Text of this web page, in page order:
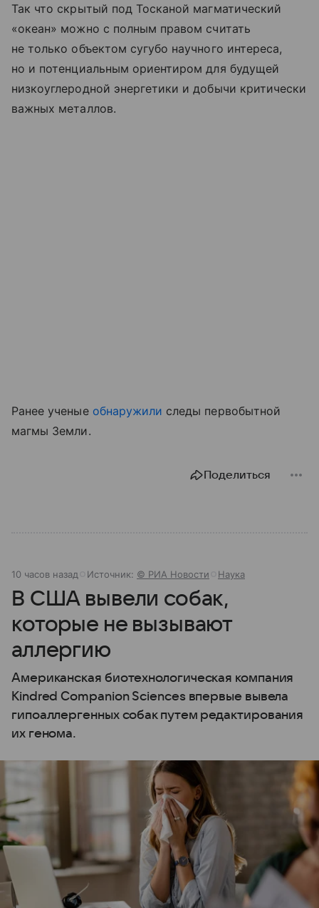
Так что скрытый под Тосканой магматический
«океан» можно с полным правом считать
не только объектом сугубо научного интереса,
но и потенциальным ориентиром для будущей
низкоуглеродной энергетики и добычи критически
важных металлов.
Ранее ученые обнаружили следы первобытной
магмы Земли.
Поделиться
10 часов назад Источник: © РИА Новости Наука
В США вывели собак,
которые не вызывают
аллергию
Американская биотехнологическая компания
Kindred Companion Sciences впервые вывела
гипоаллергенных собак путем редактирования
их генома.